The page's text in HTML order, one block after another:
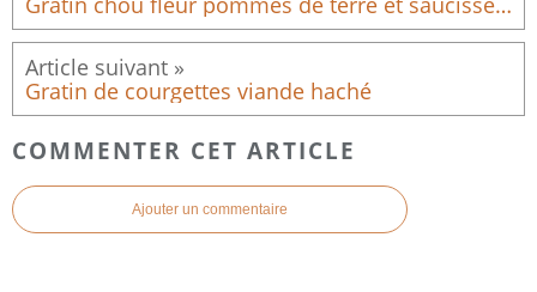
Gratin de courgettes viande haché
COMMENTER CET ARTICLE
Ajouter un commentaire